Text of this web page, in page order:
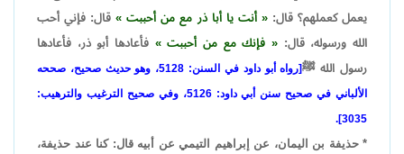
يعمل كعملهم؟ قال:
أنت يا أبا ذر مع من أحببت
قال: فإني أحب
الله ورسوله، قال:
فإنك مع من أحببت
فأعادها أبو ذر، فأعادها
رسول الله ﷺ
[رواه أبو داود في السنن: 5128، وهو حديث صحيح، صححه
الألباني في صحيح سنن أبي داود: 5126، وفي صحيح الترغيب والترهيب:
3035].
* حذيفة بن اليمان، عن إبراهيم التيمي عن أبيه قال: كنا عند حذيفة،